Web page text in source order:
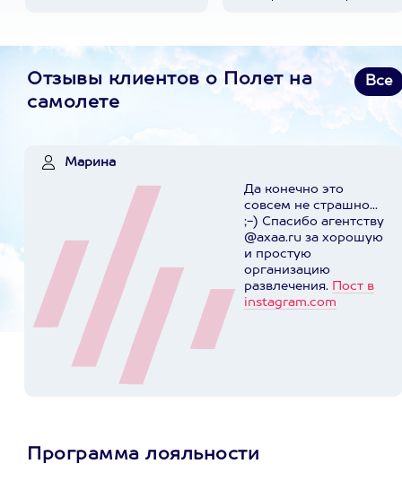
Отзывы клиентов о Полет на
самолете
Все
Марина
Да конечно это
совсем не страшно...
;-) Спасибо агентству
@axaa.ru за хорошую
и простую
организацию
развлечения. Пост в
instagram.com
Программа лояльности